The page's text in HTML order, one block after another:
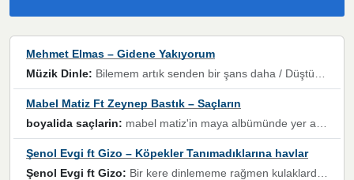
Mehmet Elmas – Gidene Yakıyorum
Müzik Dinle: Bilemem artık senden bir şans daha / Düştüğün zaman ben olmayacağım yanında” dizeleri, artık geçmişin tekrarına izin verilmeyeceğini, kişisel sınırların çizildiğini gösteriyor.
Mabel Matiz Ft Zeynep Bastık – Saçların
boyalida saçlarin: mabel matiz'in maya albümünde yer alan güzellerden. parça da şarkı hani! müzikal altyapısına vurulduğum, sözlerinde kaybolduğum bir parça olmuş.
Şenol Evgi ft Gizo – Köpekler Tanımadıklarına havlar
Şenol Evgi ft Gizo: Bir kere dinlememe rağmen kulaklardan gitmiyor sen sen sen sen kurban ol sen sen sen sen hayran ol yükses ses müzik dinleme sebebisiniz canlar bomba gibi patladınız maşallah